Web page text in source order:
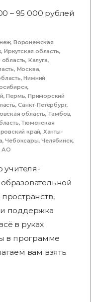
– 95 000 рублей
,Воронежская
,Иркутская область,
область, Калуга,
, Москва,
,Нижний
,
,Пермь,Приморский
,Санкт-Петербург,
область, Тамбов,
,Тюменская
край, Ханты-
,Чебоксары,Челябинск,
АО
учителя-
поддержка
в руках
в программе
вам взять